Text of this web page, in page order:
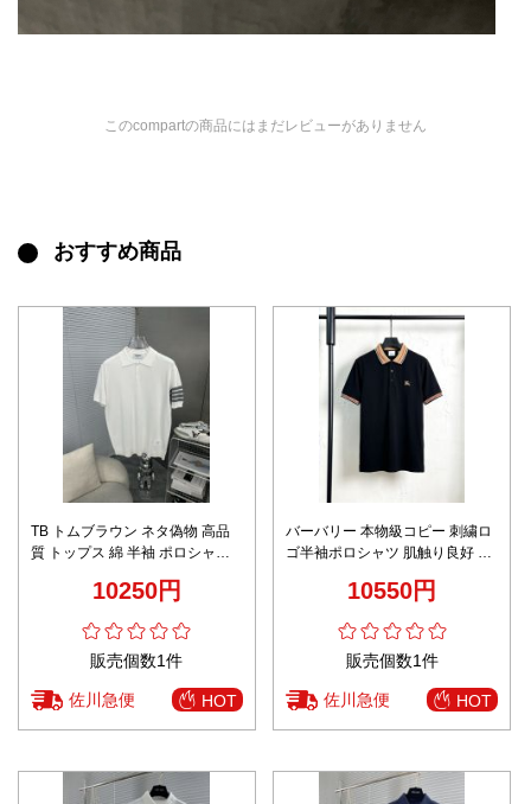
このcompartの商品にはまだレビューがありません
おすすめ商品
TB トムブラウン ネタ偽物 高品
質 トップス 綿 半袖 ポロシャツ
10250円
販売個数1件
佐川急便 HOT
バーバリー 本物級コピー 刺繍ロ
ゴ半袖ポロシャツ 肌触り良好 安
10550円
販売個数1件
佐川急便 HOT